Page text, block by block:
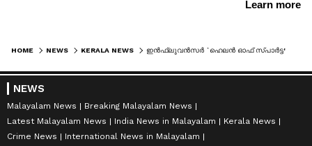
HOME NEWS KERALA NEWS
NEWS
Malayalam News
Breaking Malayalam News
Latest Malayalam News
India News in Malayalam
Kerala News
Crime News
International News in Malayalam